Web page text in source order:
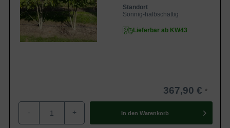
Standort
Sonnig-halbschattig
Lieferbar ab KW43
367,90 €
- + In den Warenkorb